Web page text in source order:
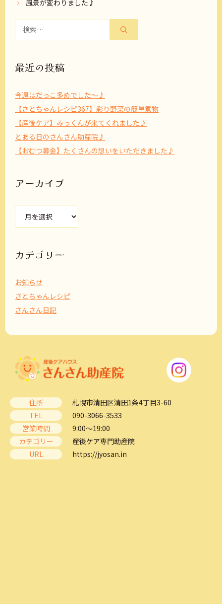
風景が変わりました♪
最近の投稿
今週はだっこ多めでした～♪
【さとちゃんレシピ367】彩り野菜の簡単煮物
【産後ケア】みっくんが来てくれました♪
とある日のさんさん助産院♪
【おむつ募金】たくさんの想いをいただきました♪
アーカイブ
ブ
カテゴリー
お知らせ
さとちゃんレシピ
さんさん日記
住所
札幌市清田区清田1条4丁目3-60
TEL
090-3066-3533
営業時間
9:00～19:00
カテゴリー
産後ケア専門助産院
URL
https://jyosan.in